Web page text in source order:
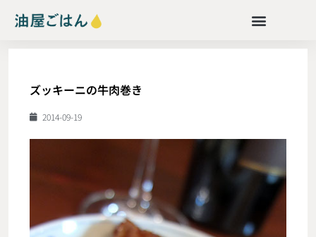
ズッキーニの牛肉巻き
2014-09-19